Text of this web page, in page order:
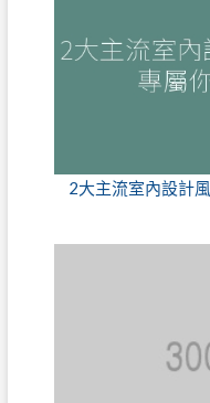
2大主流室內設計